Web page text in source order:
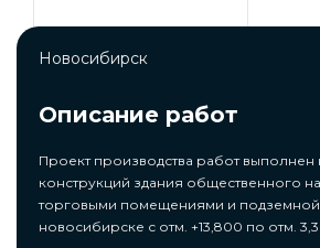
Новосибирск
Описание работ
Проект производства работ выполнен
конструкций здания общественного
торговыми помещениями и подземной
новосибирске с отм. +13,800 по отм.